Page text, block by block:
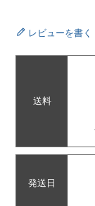
レビューを書く
送料
発送日